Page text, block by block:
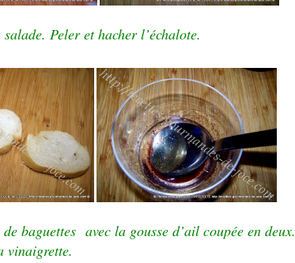
Peler et hacher l’échalote.
baguettes avec la gousse d’ail coupée en deux.
vinaigrette.